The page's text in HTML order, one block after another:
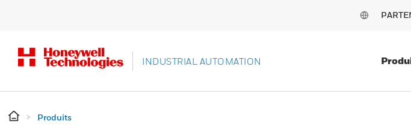
INDUSTRIAL AUTOMATION
Produits